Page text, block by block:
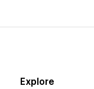
Explore